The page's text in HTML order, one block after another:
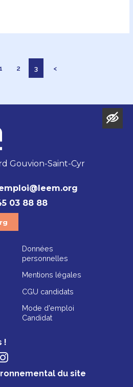
2 3 <
Gouvion-Saint-Cyr
03 88 88
Données
personnelles
Mentions légales
CGU candidats
Mode d'emploi
Candidat
!
du site